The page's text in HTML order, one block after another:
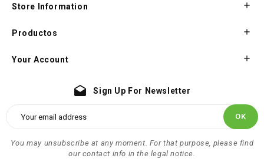
Store Information 
Productos 
Your Account 
drafts Sign Up For Newsletter
You may unsubscribe at any moment. For that purpose, please find
our contact info in the legal notice.